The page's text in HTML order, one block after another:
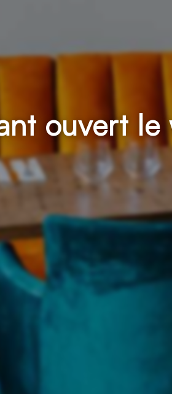
ouvert